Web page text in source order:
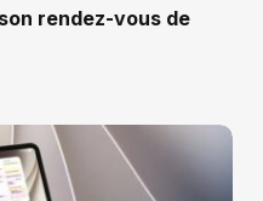
rendez-vous de